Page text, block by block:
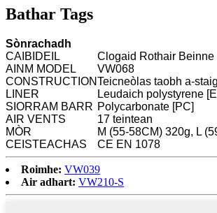
Bathar Tags
Sònrachadh
CAIBIDEIL
Clogaid Rothair Beinne
AINM MODEL
VW068
CONSTRUCTIONTeicneòlas taobh a-
LINER
Leudaich polystyrene
SIORRAM BARR Polycarbonate [PC]
AIR VENTS
17 teintean
MÒR
M (55-58CM) 320g, L
CEISTEACHAS
CE EN 1078
Roimhe: VW039
Air adhart: VW210-S